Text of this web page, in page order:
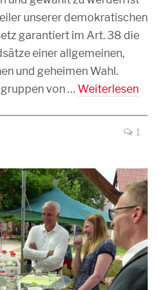
unserer demokratischen
garantiert im Art. 38 die
einer allgemeinen,
und geheimen Wahl.
von … Weiterlesen
1